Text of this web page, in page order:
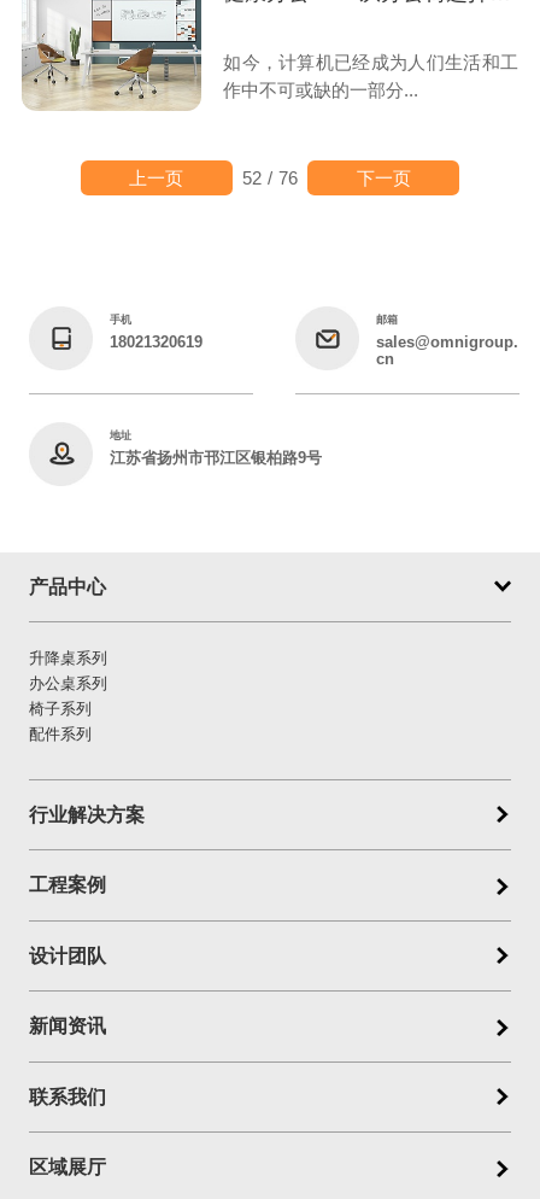
如今，计算机已经成为人们生活和工
作中不可或缺的一部分...
52 / 76
上一页 下一页
手机
18021320619
邮箱
sales@omnigroup.
cn
地址
江苏省扬州市邗江区银柏路9号
产品中心
升降桌系列
办公桌系列
椅子系列
配件系列
行业解决方案
工程案例
设计团队
新闻资讯
联系我们
区域展厅